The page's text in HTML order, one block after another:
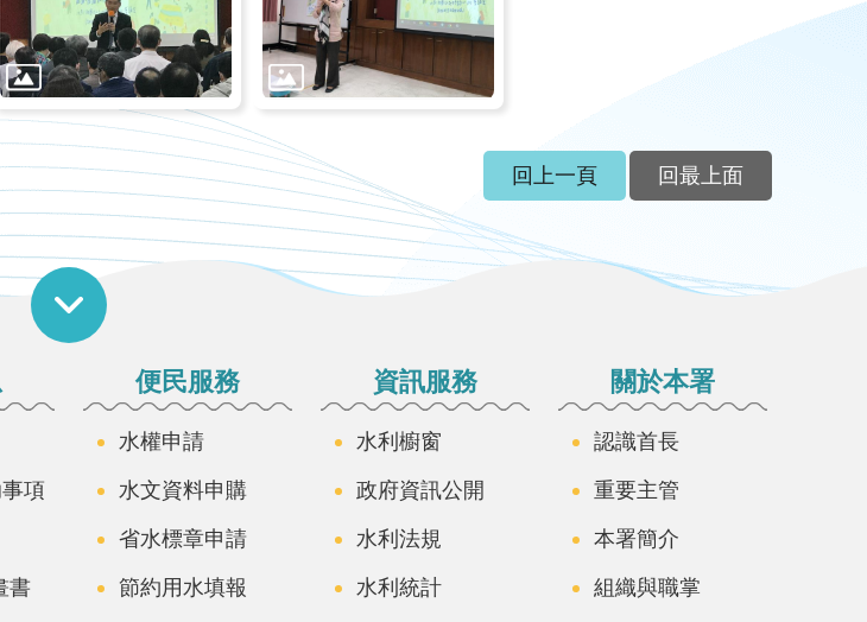
回上一頁 回最上面
項
書
便民服務
水權申請
水文資料申購
省水標章申請
節約用水填報
資訊服務
水利櫥窗
政府資訊公開
水利法規
水利統計
關於本署
認識首長
重要主管
本署簡介
組織與職掌